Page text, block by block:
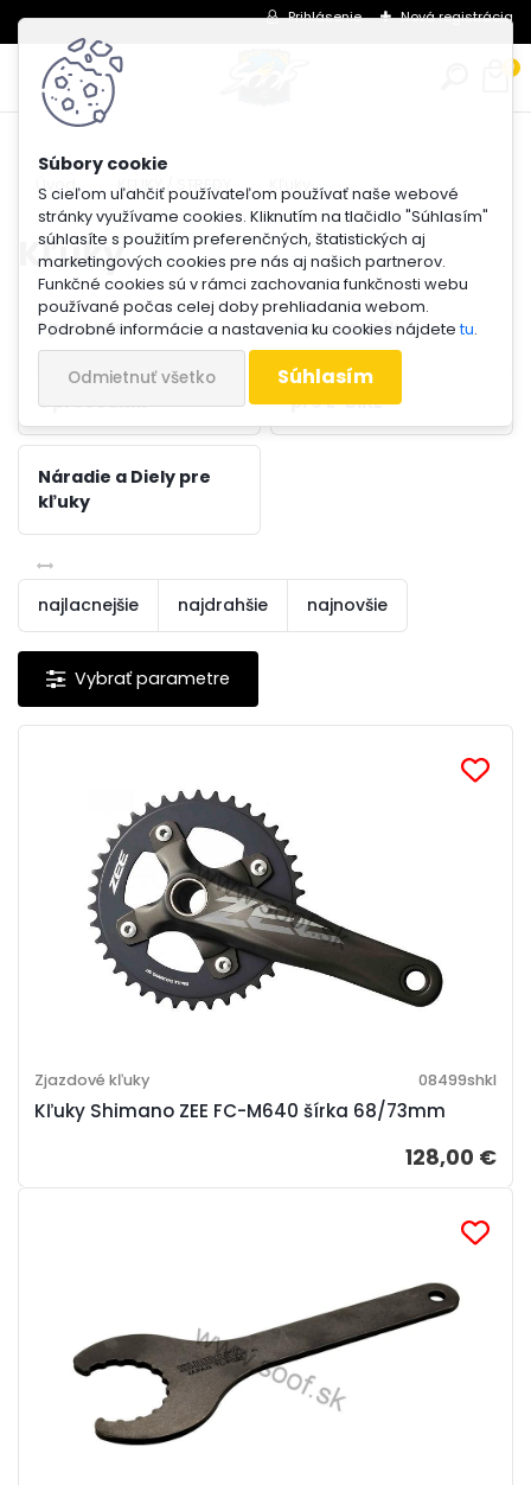
S cieľom uľahčiť používateľom používať naše webové
stránky využívame cookies. Kliknutím na tlačidlo "Súhlasím"
súhlasíte s použitím preferenčných, štatistických aj
marketingových cookies pre nás aj našich partnerov.
Funkčné cookies sú v rámci zachovania funkčnosti webu
používané počas celej doby prehliadania webom.
Podrobné informácie a nastavenia ku cookies nájdete tu.
Odmietnuť všetko Súhlasím
Prihlásenie Nová registrácia
0
Úvod KĽUKY / STREDY
Kľuky
1 prevodník 2 prevodník
3 prevodník pre E-BIKE
Náradie a Diely pre
kľuky
najlacnejšie najdrahšie najnovšie
Kľuky Shimano ZEE FC-M640 šírka 68/73mm
Zjazdové kľuky 08499shkl
128,00 €